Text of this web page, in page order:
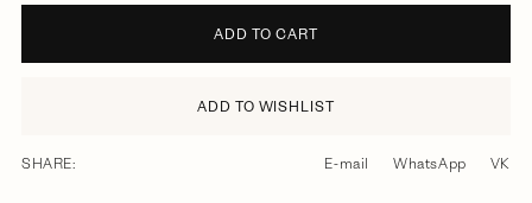
ADD TO CART
ADD TO WISHLIST
SHARE: E-mail WhatsApp VK